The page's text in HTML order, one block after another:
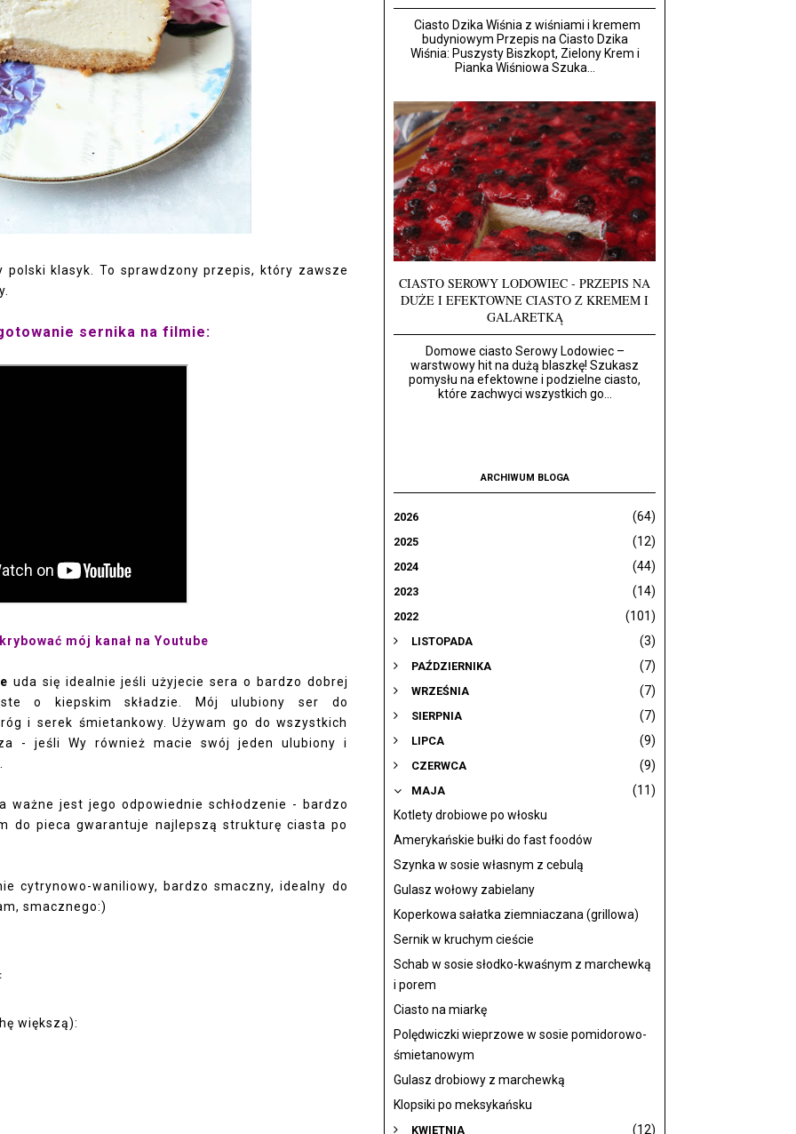
polski klasyk. To sprawdzony przepis, który zawsze
sernika na filmie:
rybować mój kanał na Youtube
uda się idealnie jeśli użyjecie sera o bardzo dobrej
o kiepskim składzie. Mój ulubiony ser do
i serek śmietankowy. Używam go do wszystkich
- jeśli Wy również macie swój jeden ulubiony i
ważne jest jego odpowiednie schłodzenie - bardzo
do pieca gwarantuje najlepszą strukturę ciasta po
cytrynowo-waniliowy, bardzo smaczny, idealny do
smacznego:)
większą):
Ciasto Dzika Wiśnia z wiśniami i kremem
budyniowym Przepis na Ciasto Dzika
Wiśnia: Puszysty Biszkopt, Zielony Krem i
Pianka Wiśniowa Szuka...
CIASTO SEROWY LODOWIEC - PRZEPIS NA
DUŻE I EFEKTOWNE CIASTO Z KREMEM I
GALARETKĄ
Domowe ciasto Serowy Lodowiec –
warstwowy hit na dużą blaszkę! Szukasz
pomysłu na efektowne i podzielne ciasto,
które zachwyci wszystkich go...
ARCHIWUM BLOGA
2026 (64)
2025 (12)
2024 (44)
2023 (14)
2022 (101)
LISTOPADA (3)
PAŹDZIERNIKA (7)
WRZEŚNIA (7)
SIERPNIA (7)
LIPCA (9)
CZERWCA (9)
MAJA
(11)
Kotlety drobiowe po włosku
Amerykańskie bułki do fast foodów
Szynka w sosie własnym z cebulą
Gulasz wołowy zabielany
Koperkowa sałatka ziemniaczana (grillowa)
Sernik w kruchym cieście
Schab w sosie słodko-kwaśnym z marchewką
i porem
Ciasto na miarkę
Polędwiczki wieprzowe w sosie pomidorowo-
śmietanowym
Gulasz drobiowy z marchewką
Klopsiki po meksykańsku
KWIETNIA (12)